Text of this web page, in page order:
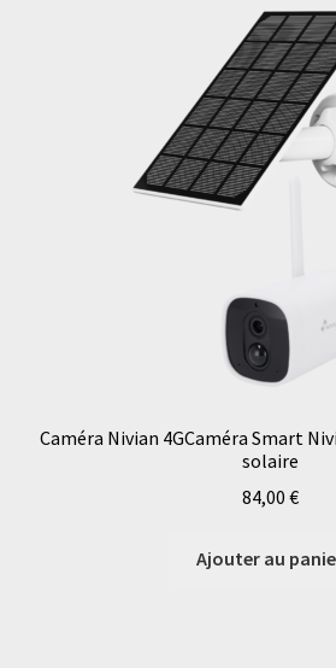
Caméra Nivian 4GCaméra Smart
solaire
84,00 €
Ajouter au